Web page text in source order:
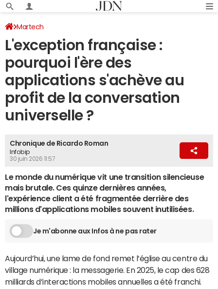
Martech
L'exception française :
pourquoi l'ère des
applications s'achève au
profit de la conversation
universelle ?
Chronique de Ricardo Roman
Infobip
30 juin 2026 11:57
Le monde du numérique vit une transition silencieuse
mais brutale. Ces quinze dernières années,
l'expérience client a été fragmentée derrière des
millions d'applications mobiles souvent inutilisées.
Je m'abonne aux Infos à ne pas rater
Aujourd’hui, une lame de fond remet l’église au centre du
village numérique : la messagerie. En 2025, le cap des 628
milliards d’interactions mobiles annuelles a été franchi.